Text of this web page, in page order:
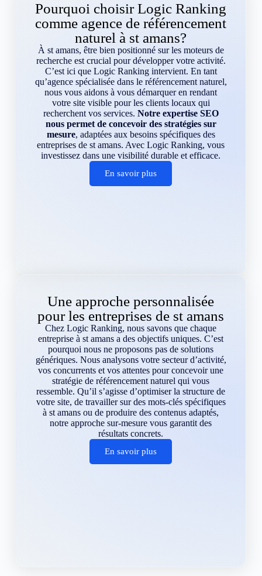
Pourquoi choisir Logic Ranking
comme agence de référencement
naturel à st amans?
À st amans, être bien positionné sur les moteurs de
recherche est crucial pour développer votre activité.
C’est ici que Logic Ranking intervient. En tant
qu’agence spécialisée dans le référencement naturel,
nous vous aidons à vous démarquer en rendant
votre site visible pour les clients locaux qui
recherchent vos services. Notre expertise SEO
nous permet de concevoir des stratégies sur
mesure, adaptées aux besoins spécifiques des
entreprises de st amans. Avec Logic Ranking, vous
investissez dans une visibilité durable et efficace.
En savoir plus
Une approche personnalisée
pour les entreprises de st amans
Chez Logic Ranking, nous savons que chaque
entreprise à st amans a des objectifs uniques. C’est
pourquoi nous ne proposons pas de solutions
génériques. Nous analysons votre secteur d’activité,
vos concurrents et vos attentes pour concevoir une
stratégie de référencement naturel qui vous
ressemble. Qu’il s’agisse d’optimiser la structure de
votre site, de travailler sur des mots-clés spécifiques
à st amans ou de produire des contenus adaptés,
notre approche sur-mesure vous garantit des
résultats concrets.
En savoir plus